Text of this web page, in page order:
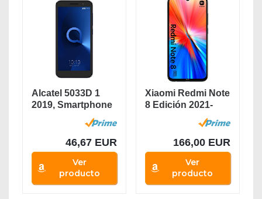
Alcatel 5033D 1
2019, Smartphone
- Pantalla 5" -...
46,67 EUR
Ver
producto
Xiaomi Redmi Note
8 Edición 2021-
Smartphone 4GB...
166,00 EUR
Ver
producto